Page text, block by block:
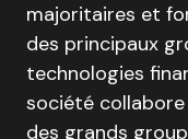
majoritaires et
des principaux
technologies
société collabore
des grands